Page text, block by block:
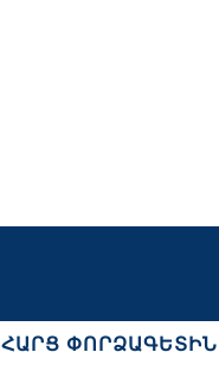
ՀԱՐՑ ՓՈՐՁԱԳԵՏԻՆ